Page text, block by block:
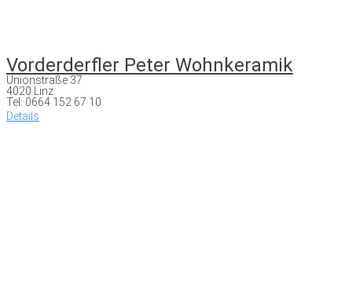
Vorderderfler Peter Wohnkeramik
Unionstraße 37
4020 Linz
Tel: 0664 152 67 10
Details